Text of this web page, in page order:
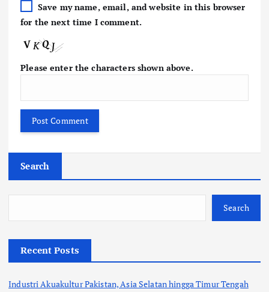
Save my name, email, and website in this browser
for the next time I comment.
Please enter the characters shown above.
Search
Search
Recent Posts
Industri Akuakultur Pakistan, Asia Selatan hingga Timur Tengah